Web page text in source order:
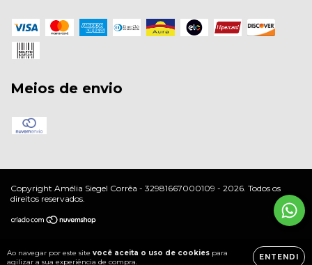
Ao navegar por este site você aceita o uso de cookies para
agilizar a sua experiência de compra.
ENTENDI
Meios de envio
Copyright Amélia Siegel Corrêa - 32981667000109 - 2026. Todos os
direitos reservados.